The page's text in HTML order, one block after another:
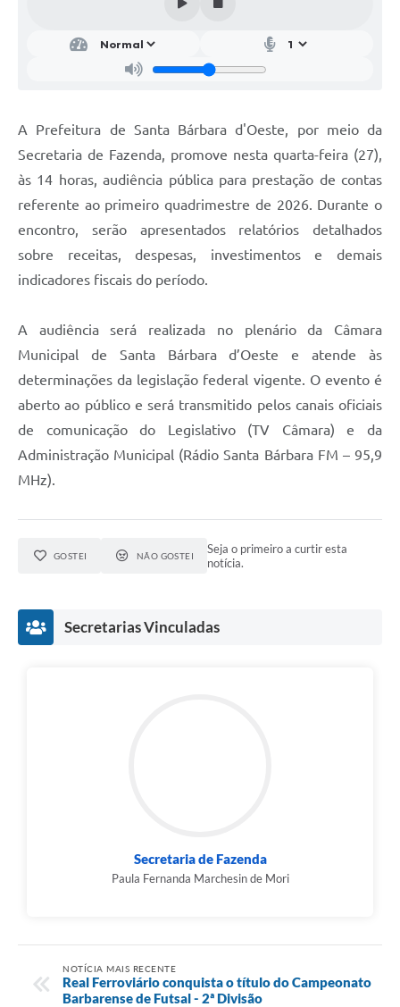
Parcerias com Organização da Sociedade Civil (OSC)
Conselhos Municipais
Principal
Galeria de Fotos
Notícias
Galeria de Vídeos
Links
Enquete
Jornal
Agenda
Contato
Plano de Contratações Anuais
A Prefeitura de Santa Bárbara d'Oeste, por meio da
Secretaria de Fazenda, promove nesta quarta-feira (27),
às 14 horas, audiência pública para prestação de contas
referente ao primeiro quadrimestre de 2026. Durante o
encontro, serão apresentados relatórios detalhados
sobre receitas, despesas, investimentos e demais
indicadores fiscais do período.
A audiência será realizada no plenário da Câmara
Municipal de Santa Bárbara d’Oeste e atende às
determinações da legislação federal vigente. O evento é
aberto ao público e será transmitido pelos canais oficiais
de comunicação do Legislativo (TV Câmara) e da
Administração Municipal (Rádio Santa Bárbara FM – 95,9
MHz).
GOSTEI NÃO GOSTEI
Seja o primeiro a curtir esta
notícia.
Secretarias Vinculadas
Secretaria de Fazenda
Paula Fernanda Marchesin de Mori
NOTÍCIA MAIS RECENTE
Real Ferroviário conquista o título do Campeonato
Barbarense de Futsal - 2ª Divisão